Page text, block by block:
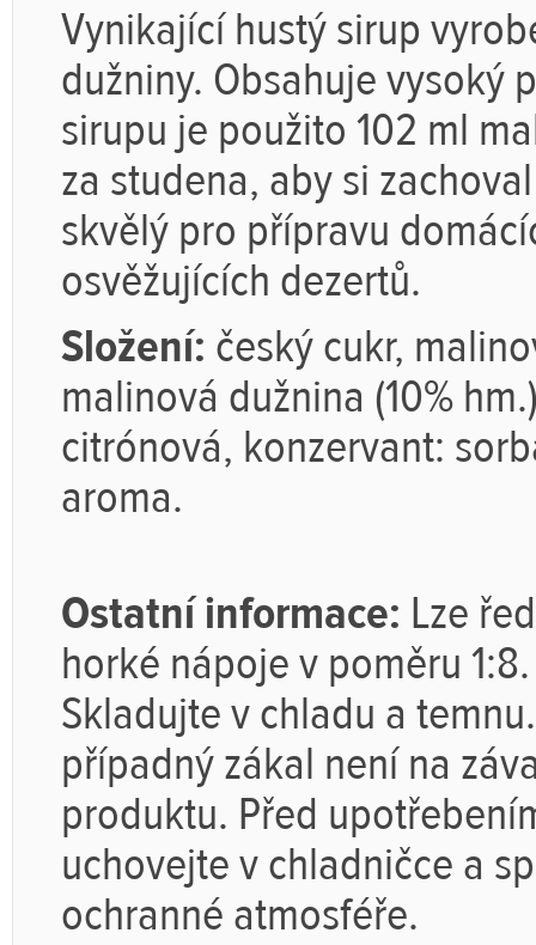
Vynikající hustý sirup
dužniny. Obsahuje vysoký
sirupu je použito 102 ml
za studena, aby si
skvělý pro přípravu
osvěžujících dezertů.
Složení: český cukr,
malinová dužnina (10%
citrónová, konzervant:
aroma.
Ostatní informace: Lze
horké nápoje v poměru 1:8.
Skladujte v chladu a
případný zákal není na
produktu. Před
uchovejte v chladničce a
ochranné atmosféře.